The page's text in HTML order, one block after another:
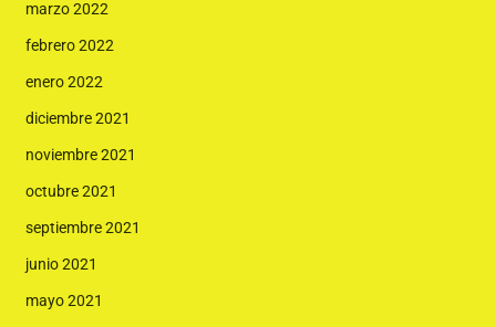
marzo 2022
febrero 2022
enero 2022
diciembre 2021
noviembre 2021
octubre 2021
septiembre 2021
junio 2021
mayo 2021